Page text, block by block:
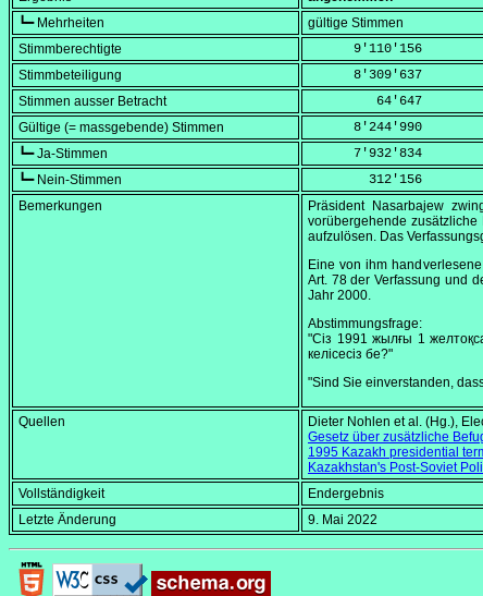
┗━ Mehrheiten
gültige Stimmen
Stimmberechtigte
      9'110'156
Stimmbeteiligung
      8'309'637
Stimmen ausser Betracht
         64'647
Gültige (= massgebende) Stimmen
      8'244'990
┗━ Ja-Stimmen
      7'932'834
┗━ Nein-Stimmen
        312'156
Bemerkungen
Präsident Nasarbajew
vorübergehende
aufzulösen. Das
Eine von ihm
Art. 78 der Verfassung und
Jahr 2000.
Abstimmungsfrage:
"Сiз 1991 жылғы 1
келiсесiз бе?"
"Sind Sie einverstanden,
Quellen Dieter Nohlen et al. (Hg.),
Gesetz über zusätzliche
1995 Kazakh presidential
Kazakhstan's Post-Soviet
Vollständigkeit
Endergebnis
Letzte Änderung
9. Mai 2022